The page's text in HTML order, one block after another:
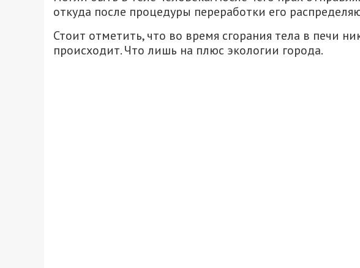
откуда после процедуры переработки его
Стоит отметить, что во время сгорания тела в печи
происходит. Что лишь на плюс экологии города.